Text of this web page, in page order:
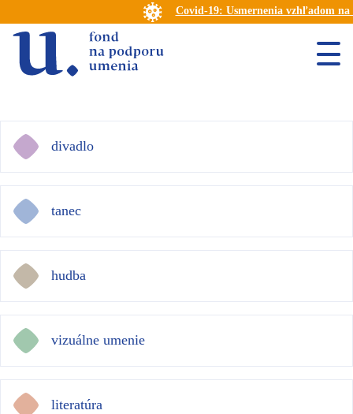
Covid-19: Usmernenia vzhľadom
divadlo
tanec
hudba
vizuálne umenie
literatúra